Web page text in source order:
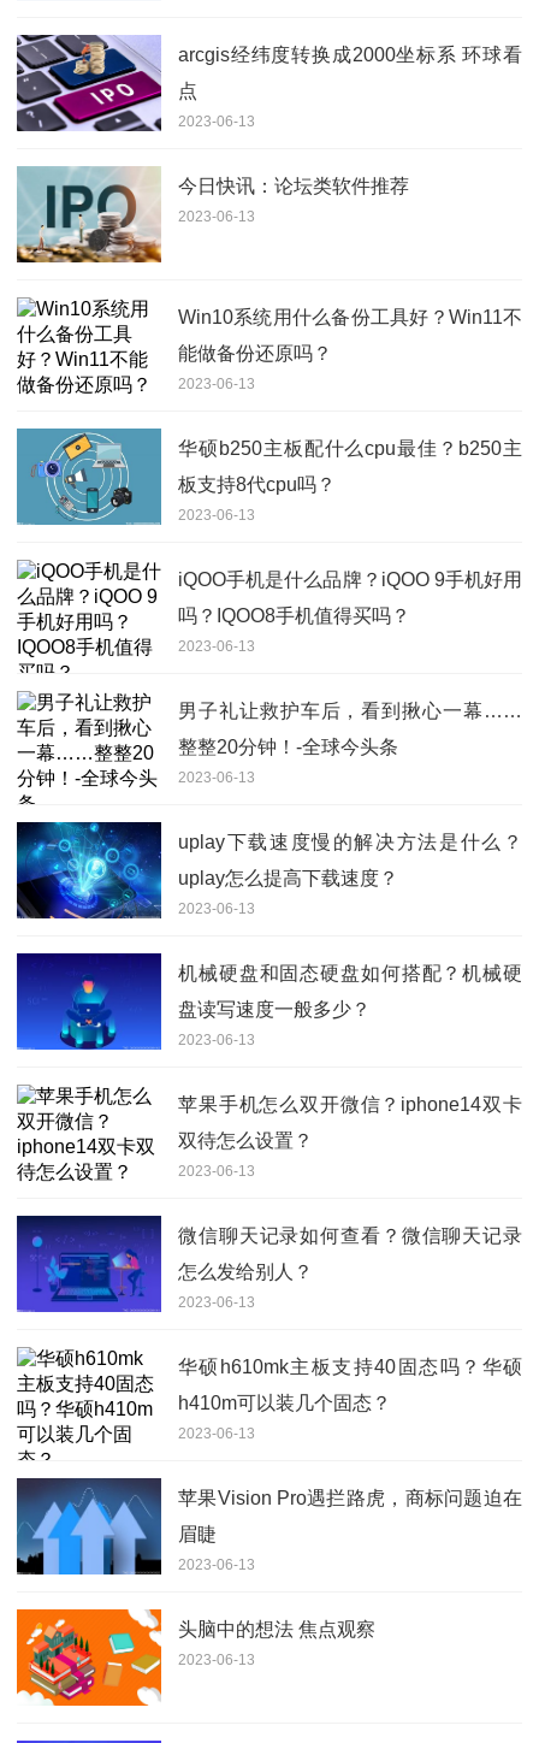
arcgis经纬度转换成2000坐标系 环球看
点
2023-06-13
今日快讯：论坛类软件推荐
2023-06-13
Win10系统用什么备份工具好？Win11不
能做备份还原吗？
2023-06-13
华硕b250主板配什么cpu最佳？b250主
板支持8代cpu吗？
2023-06-13
iQOO手机是什么品牌？iQOO 9手机好用
吗？IQOO8手机值得买吗？
2023-06-13
男子礼让救护车后，看到揪心一幕……
整整20分钟！-全球今头条
2023-06-13
uplay下载速度慢的解决方法是什么？
uplay怎么提高下载速度？
2023-06-13
机械硬盘和固态硬盘如何搭配？机械硬
盘读写速度一般多少？
2023-06-13
苹果手机怎么双开微信？iphone14双卡
双待怎么设置？
2023-06-13
微信聊天记录如何查看？微信聊天记录
怎么发给别人？
2023-06-13
华硕h610mk主板支持40固态吗？华硕
h410m可以装几个固态？
2023-06-13
苹果Vision Pro遇拦路虎，商标问题迫在
眉睫
2023-06-13
头脑中的想法 焦点观察
2023-06-13